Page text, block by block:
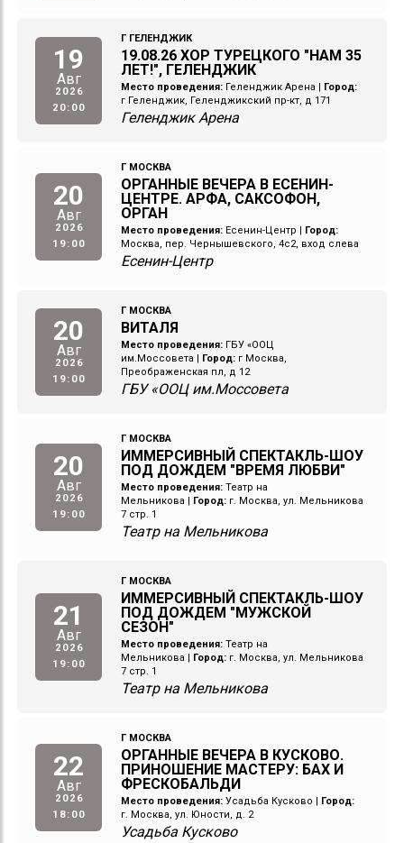
19
Авг
2026
20:00
Г ГЕЛЕНДЖИК
19.08.26 ХОР ТУРЕЦКОГО "НАМ 35
ЛЕТ!", ГЕЛЕНДЖИК
Место проведения: Геленджик Арена
Город:
г Геленджик, Геленджикский пр-кт, д 171
Геленджик Арена
20
Авг
2026
19:00
Г МОСКВА
ОРГАННЫЕ ВЕЧЕРА В ЕСЕНИН-
ЦЕНТРЕ. АРФА, САКСОФОН,
ОРГАН
Место проведения: Есенин-Центр
Город:
Москва, пер. Чернышевского, 4с2, вход слева
Есенин-Центр
20
Авг
2026
19:00
Г МОСКВА
ВИТАЛЯ
Место проведения: ГБУ «ООЦ
им.Моссовета
Город: г Москва,
Преображенская пл, д 12
ГБУ «ООЦ им.Моссовета
20
Авг
2026
19:00
Г МОСКВА
ИММЕРСИВНЫЙ СПЕКТАКЛЬ-ШОУ
ПОД ДОЖДЕМ "ВРЕМЯ ЛЮБВИ"
Место проведения: Театр на
Мельникова
Город: г. Москва, ул. Мельникова
7 стр. 1
Театр на Мельникова
21
Авг
2026
19:00
Г МОСКВА
ИММЕРСИВНЫЙ СПЕКТАКЛЬ-ШОУ
ПОД ДОЖДЕМ "МУЖСКОЙ
СЕЗОН"
Место проведения: Театр на
Мельникова
Город: г. Москва, ул. Мельникова
7 стр. 1
Театр на Мельникова
22
Авг
2026
18:00
Г МОСКВА
ОРГАННЫЕ ВЕЧЕРА В КУСКОВО.
ПРИНОШЕНИЕ МАСТЕРУ: БАХ И
ФРЕСКОБАЛЬДИ
Место проведения: Усадьба Кусково
Город:
г. Москва, ул. Юности, д. 2
Усадьба Кусково